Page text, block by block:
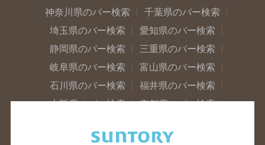
神奈川県のバー検索
千葉県のバー検索
埼玉県のバー検索
愛知県のバー検索
静岡県のバー検索
三重県のバー検索
岐阜県のバー検索
富山県のバー検索
石川県のバー検索
福井県のバー検索
大阪府のバー検索
京都府のバー検索
滋賀県のバー検索
和歌山県のバー検索